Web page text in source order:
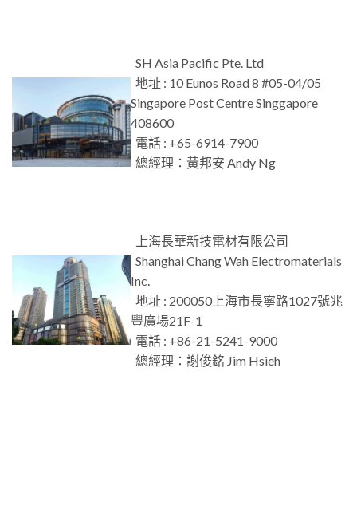
SH Asia Pacific Pte. Ltd
地址 : 10 Eunos Road 8 #05-04/05
Singapore Post Centre Singgapore
408600
電話 : +65-6914-7900
總經理：黃邦安 Andy Ng
上海長華新技電材有限公司
Shanghai Chang Wah Electromaterials
Inc.
地址 : 200050上海市長寧路1027號兆
豐廣場21F-1
電話 : +86-21-5241-9000
總經理：謝俊銘 Jim Hsieh